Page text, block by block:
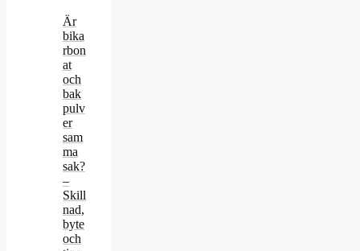
Är
bika
rbon
at
och
bak
pulv
er
sam
ma
sak?
–
Skill
nad,
byte
och